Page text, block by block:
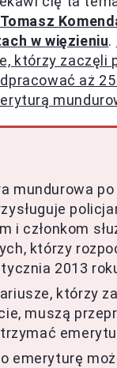
w więzieniu.
którzy zaczęli
aż
mundurowa
i członkom
którzy
2013
którzy
muszą
emeryturę